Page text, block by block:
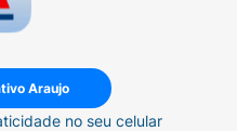
Araujo
no seu celular